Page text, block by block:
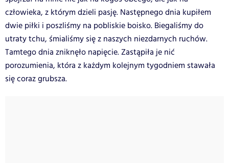
człowieka, z którym dzieli pasję. Następnego dnia kupiłem
dwie piłki i poszliśmy na pobliskie boisko. Biegaliśmy do
utraty tchu, śmialiśmy się z naszych niezdarnych ruchów.
Tamtego dnia zniknęło napięcie. Zastąpiła je nić
porozumienia, która z każdym kolejnym tygodniem stawała
się coraz grubsza.